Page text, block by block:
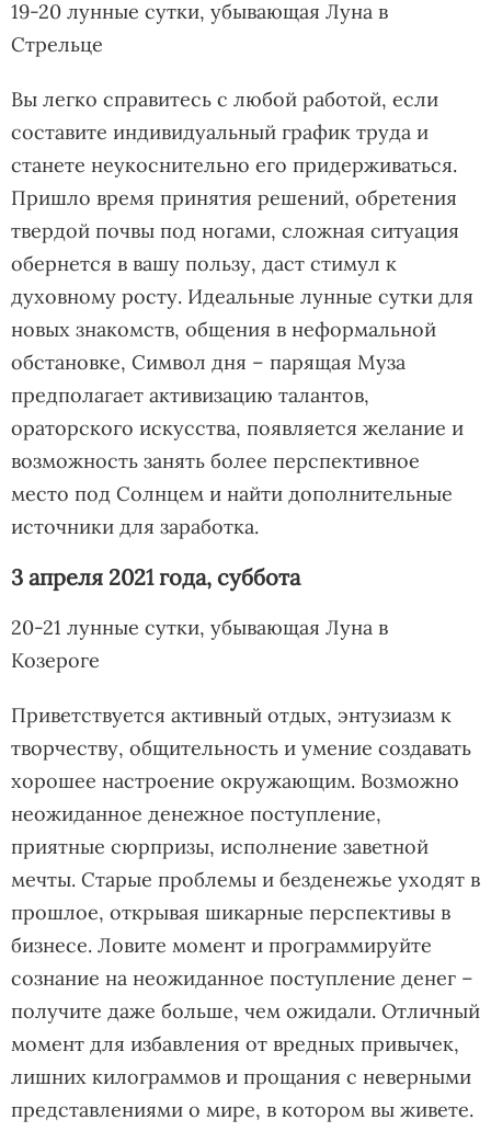
19-20 лунные сутки, убывающая Луна в
Стрельце
Вы легко справитесь с любой работой, если
составите индивидуальный график труда и
станете неукоснительно его придерживаться.
Пришло время принятия решений, обретения
твердой почвы под ногами, сложная ситуация
обернется в вашу пользу, даст стимул к
духовному росту. Идеальные лунные сутки для
новых знакомств, общения в неформальной
обстановке, Символ дня – парящая Муза
предполагает активизацию талантов,
ораторского искусства, появляется желание и
возможность занять более перспективное
место под Солнцем и найти дополнительные
источники для заработка.
3 апреля 2021 года, суббота
20-21 лунные сутки, убывающая Луна в
Козероге
Приветствуется активный отдых, энтузиазм к
творчеству, общительность и умение создавать
хорошее настроение окружающим. Возможно
неожиданное денежное поступление,
приятные сюрпризы, исполнение заветной
мечты. Старые проблемы и безденежье уходят в
прошлое, открывая шикарные перспективы в
бизнесе. Ловите момент и программируйте
сознание на неожиданное поступление денег –
получите даже больше, чем ожидали. Отличный
момент для избавления от вредных привычек,
лишних килограммов и прощания с неверными
представлениями о мире, в котором вы живете.